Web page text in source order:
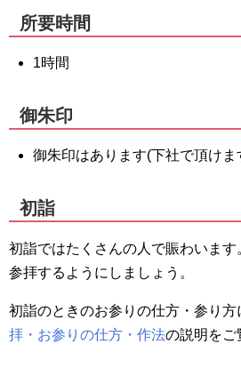
所要時間
1時間
御朱印
御朱印はあります(下社で頂けま
初詣
初詣ではたくさんの人で賑わいま
参拝するようにしましょう。
初詣のときのお参りの仕方・参り方
拝・お参りの仕方・作法の説明をご